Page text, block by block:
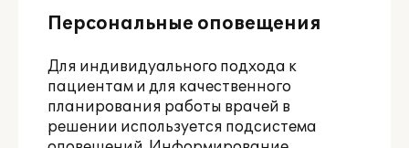
Материалы
Партнерам
Персональные оповещения
Для индивидуального подхода к
пациентам и для качественного
планирования работы врачей в
решении используется подсистема